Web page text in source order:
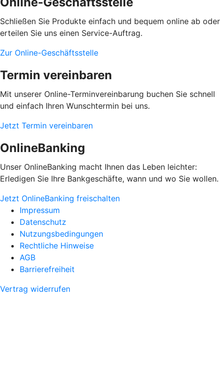
Schließen Sie Produkte einfach und bequem online ab oder
erteilen Sie uns einen Service-Auftrag.
Zur Online-Geschäftsstelle
Termin vereinbaren
Mit unserer Online-Terminvereinbarung buchen Sie schnell
und einfach Ihren Wunschtermin bei uns.
Jetzt Termin vereinbaren
OnlineBanking
Unser OnlineBanking macht Ihnen das Leben leichter:
Erledigen Sie Ihre Bankgeschäfte, wann und wo Sie wollen.
Jetzt OnlineBanking freischalten
Impressum
Datenschutz
Nutzungsbedingungen
Rechtliche Hinweise
AGB
Barrierefreiheit
Vertrag widerrufen